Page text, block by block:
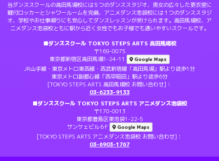
当ダンススクールの高田馬場校には５つのダンススタジオ、男女の広々した更衣室に
鍵付ロッカーとシャワールームを完備、アニメダンス池袋校には１つのダンススタジ
オ、学校やお仕事帰りにも安心してダンスレッスンが受けられます。高田馬場校、ア
ニメダンス池袋校ともに駅から近く女性でもお子様でも通いやすいスクールです。
■ダンススクール TOKYO STEPS ARTS 高田馬場校
〒169-0075
東京都新宿区高田馬場1-24-11
Google Maps
JR山手線・東京メトロ東西線・西武新宿線「高田馬場」駅より徒歩1分
東京メトロ副都心線「西早稲田」駅より徒歩6分
[TOKYO STEPS ARTS 高田馬場校 お問い合わせ]：
03-6233-9133
■ダンススクール TOKYO STEPS ARTS アニメダンス池袋校
〒170-0013
東京都豊島区東池袋1-22-5
サンケェビル６F
Google Maps
[TOKYO STEPS ARTS アニメダンス池袋校 お問い合わせ]：
03-6903-1767